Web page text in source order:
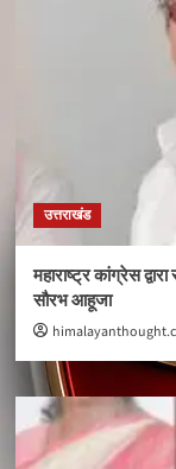
उत्तराखंड
महाराष्ट्र कांग्रेस
सौरभ आहूजा